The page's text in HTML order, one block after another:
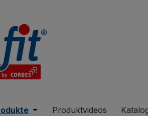
Öffne oder Schließe das
Produktvideos